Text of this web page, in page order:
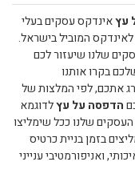
עץאינדקס עסקים בעלי
המוביל בישראל.
שלנו שיעזור לכם
בקרו אותנו
אתכם, לפי המלצות של
הדפסה על עץלדוגמא
שלנו ככל שימליצו
בזמן בניית כרטיס
ואניפורמטיבי ענייני